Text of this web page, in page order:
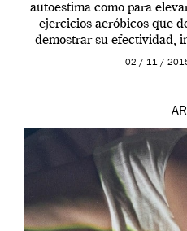
autoestima como para
ejercicios aeróbicos que
demostrar su efectividad,
prueba en
02 / 11 /